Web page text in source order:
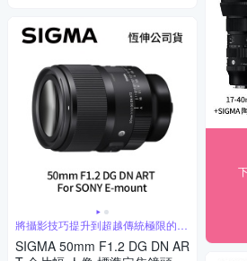
將攝影技巧提升到超越傳統極限的水
準
SIGMA 50mm F1.2 DG DN AR